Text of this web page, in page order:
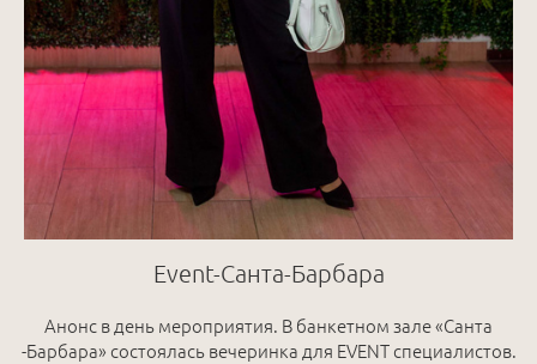
Event-Санта-Барбара
Анонс в день мероприятия. В банкетном зале «Санта
-Барбара» состоялась вечеринка для EVENT специалистов.